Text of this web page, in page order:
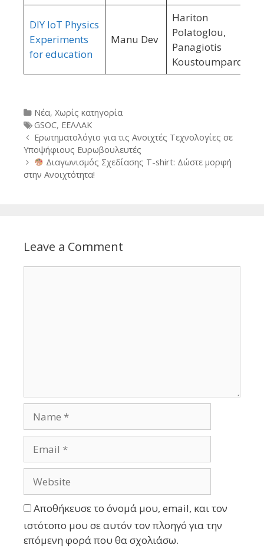
DIY IoT Physics
Experiments
for education
Manu Dev
Hariton
Polatoglou,
Panagiotis
Koustoumpardis
Categories
Νέα, Χωρίς κατηγορία
Tags
GSOC, ΕΕΛΛΑΚ
Post
navigation
Ερωτηματολόγιο για τις Ανοιχτές Τεχνολογίες σε
Υποψήφιους Ευρωβουλευτές
Διαγωνισμός Σχεδίασης T-shirt: Δώστε μορφή
στην Ανοιχτότητα!
Leave a Comment
Αποθήκευσε το όνομά μου, email, και τον
ιστότοπο μου σε αυτόν τον πλοηγό για την
επόμενη φορά που θα σχολιάσω.